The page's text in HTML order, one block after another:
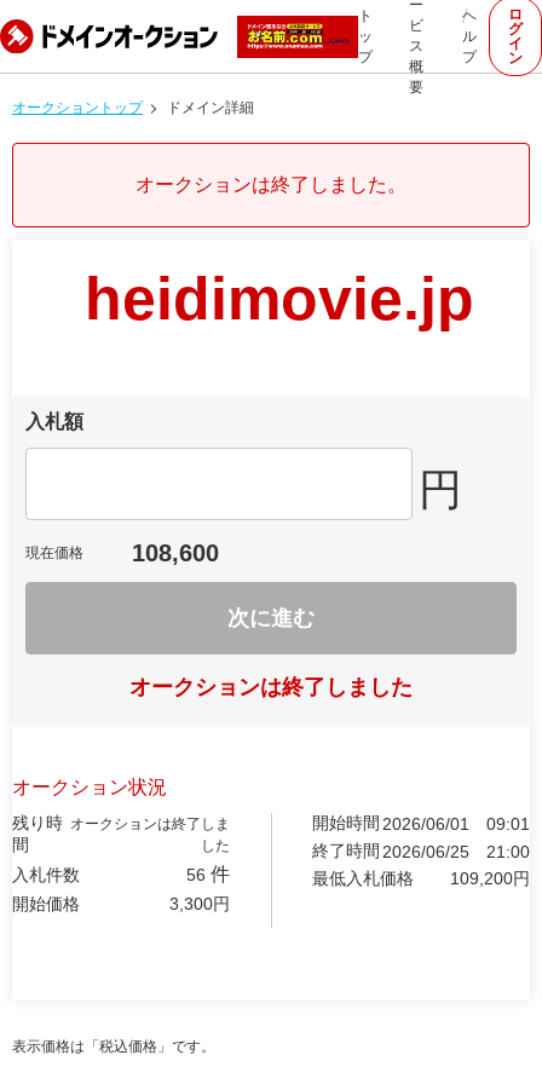
ト
ッ
プ
ー
ビ
ス
概
要
ヘ
ル
プ
ロ
グ
イ
ン
オークショントップ ドメイン詳細
オークションは終了しました。
heidimovie.jp
入札額
円
現在価格 108,600
次に進む
オークションは終了しました
オークション状況
残り時
間
オークションは終了しま
した
入札件数 56 件
開始価格 3,300円
開始時間 2026/06/01
09:01
終了時間 2026/06/25
21:00
最低入札価格
109,200円
表示価格は「税込価格」です。